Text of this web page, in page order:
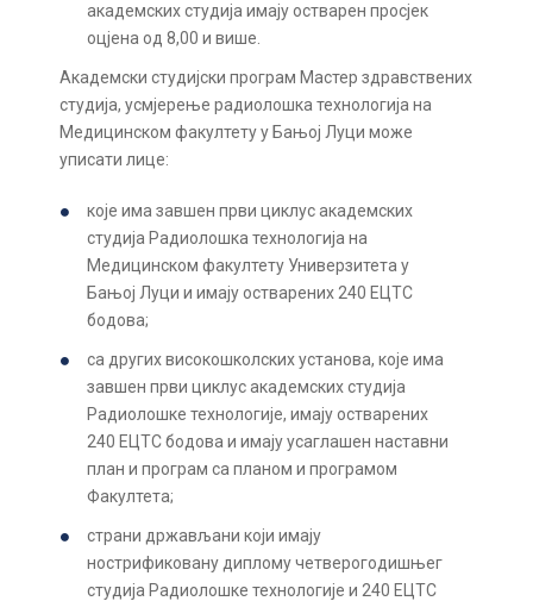
академских студија имају остварен просјек
оцјена од 8,00 и више.
Академски студијски програм Мастер здравствених
студија, усмјерење радиолошка технологија на
Медицинском факултету у Бањој Луци може
уписати лице:
које има завшен први циклус академских
студија Радиолошка технологија на
Медицинском факултету Универзитета у
Бањој Луци и имају остварених 240 ЕЦТС
бодова;
са других високошколских установа, које има
завшен први циклус академских студија
Радиолошке технологије, имају остварених
240 ЕЦТС бодова и имају усаглашен наставни
план и програм са планом и програмом
Факултета;
страни држављани који имају
нострификовану диплому четверогодишњег
студија Радиолошке технологије и 240 ЕЦТС